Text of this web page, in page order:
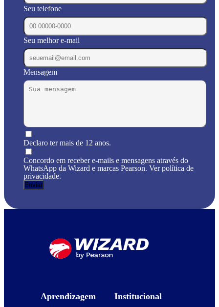
Seu telefone
Seu melhor e-mail
Mensagem
Declaro ter mais de 12 anos.
Concordo em receber e-mails e mensagens através do
WhatsApp da Wizard e marcas Pearson. Ver política de
privacidade.
Aprendizagem Institucional